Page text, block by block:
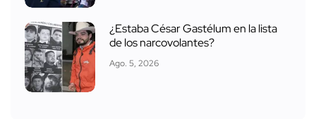
¿Estaba César Gastélum en la lista
de los narcovolantes?
Ago. 5, 2026